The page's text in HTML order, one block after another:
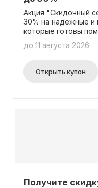
Акция "Скидочный
30% на надежные и
которые готовы
прямо сейчас!
до 11 августа 2026
Открыть купон
Получите